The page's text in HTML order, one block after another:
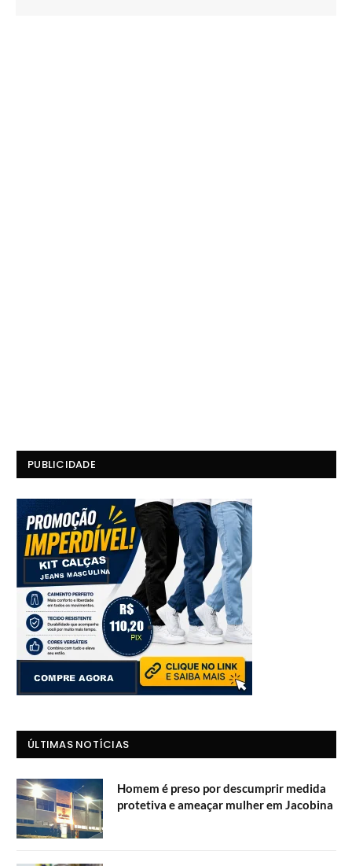
PUBLICIDADE
ÚLTIMAS NOTÍCIAS
Homem é preso por descumprir medida
protetiva e ameaçar mulher em Jacobina